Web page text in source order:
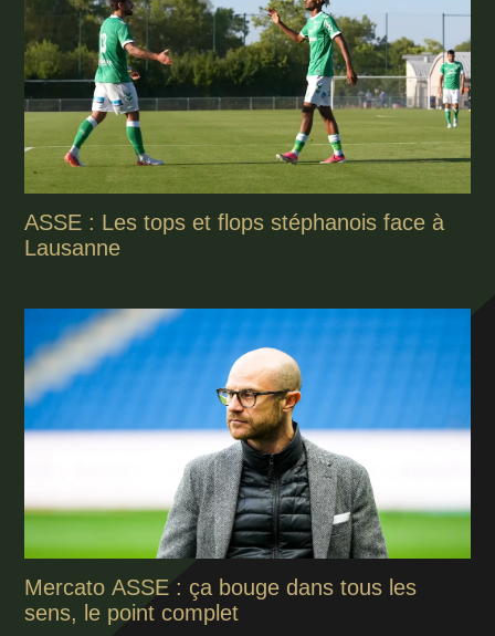
ASSE : Les tops et flops stéphanois face à
Lausanne
Mercato ASSE : ça bouge dans tous les
sens, le point complet